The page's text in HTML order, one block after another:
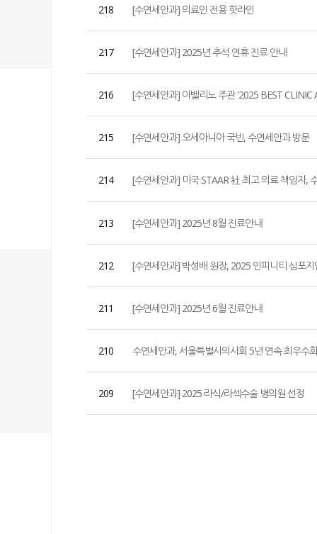
218 [수연세안과] 의료인 전용 핫라인
217 [수연세안과] 2025년 추석 연휴 진료 안내
216 [수연세안과] 아벨리노 주관 '2025 BEST CLINIC
215 [수연세안과] 오세아니아 국빈, 수연세안과 방문
214 [수연세안과] 미국 STAAR 社 최고 의료 책임자,
213 [수연세안과] 2025년 8월 진료안내
212 [수연세안과] 박성배 원장, 2025 인피니티 심포지
211 [수연세안과] 2025년 6월 진료안내
210 수연세안과, 서울특별시의사회 5년 연속 최우수
209 [수연세안과] 2025 라식/라섹수술 병의원 선정